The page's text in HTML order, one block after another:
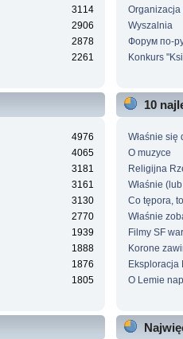
3114
2906
2878
2261
Organizacja
Wyszalnia
Форум по-
Konkurs
4976
4065
3181
3161
3130
2770
1939
1888
1876
1805
10
Właśnie się
O muzyce
Religijna
Właśnie
Co tępora,
Właśnie
Filmy SF
Korone
Eksploracja
O Lemie